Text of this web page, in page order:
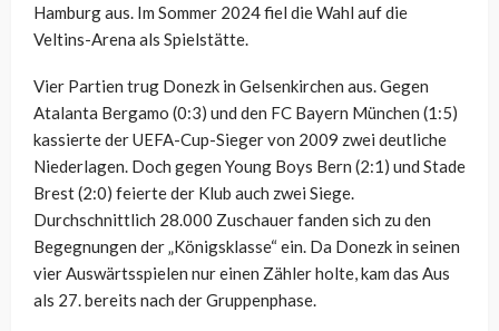
Hamburg aus. Im Sommer 2024 fiel die Wahl auf die
Veltins-Arena als Spielstätte.
Vier Partien trug Donezk in Gelsenkirchen aus. Gegen
Atalanta Bergamo (0:3) und den FC Bayern München (1:5)
kassierte der UEFA-Cup-Sieger von 2009 zwei deutliche
Niederlagen. Doch gegen Young Boys Bern (2:1) und Stade
Brest (2:0) feierte der Klub auch zwei Siege.
Durchschnittlich 28.000 Zuschauer fanden sich zu den
Begegnungen der „Königsklasse“ ein. Da Donezk in seinen
vier Auswärtsspielen nur einen Zähler holte, kam das Aus
als 27. bereits nach der Gruppenphase.